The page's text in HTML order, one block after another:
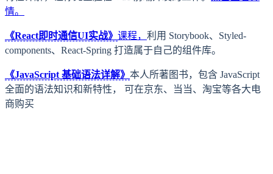
情。
《React即时通信UI实战》 课程， 利用 Storybook、Styled-
components、React-Spring 打造属于自己的组件库。
《JavaScript 基础语法详解》 本人所著图书，包含 JavaScript
全面的语法知识和新特性， 可在京东、当当、淘宝等各大电
商购买